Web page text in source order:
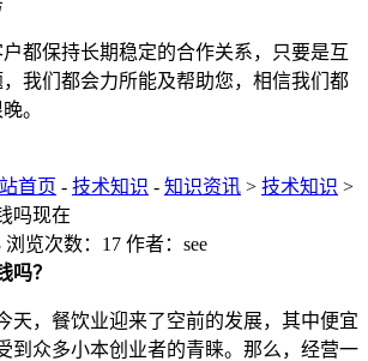
都保持长期稳定的合作关系，只要是互
我们都会力所能及帮助您，相信我们都
。
首页 - 技术知识 - 知识资讯 > 技术知识 >
吗现在
浏览次数：17 作者：see
吗？
天，餐饮业迎来了空前的发展，其中便宜
到众多小本创业者的青睐。那么，经营一